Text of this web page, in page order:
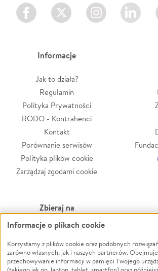
Facebook Twitter Instagram LinkedIn
Informacje
Jak to działa?
Regulamin
Polityka Prywatności
RODO - Kontrahenci
Kontakt
Porównanie serwisów
Polityka plików cookie
Zarządzaj zgodami cookie
Zbieraj na
Leczenie
Zwierzęta
Pożar
Informacje o plikach cookie
Korzystamy z plików cookie oraz podobnych
zarówno własnych, jak i naszych partnerów.
przechowywanie informacji w pamięci Twojego